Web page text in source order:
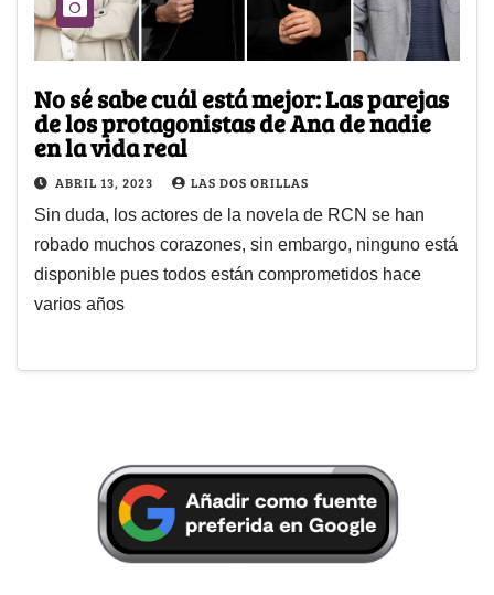
No sé sabe cuál está mejor: Las parejas
de los protagonistas de Ana de nadie
en la vida real
ABRIL 13, 2023 LAS DOS ORILLAS
Sin duda, los actores de la novela de RCN se han
robado muchos corazones, sin embargo, ninguno está
disponible pues todos están comprometidos hace
varios años